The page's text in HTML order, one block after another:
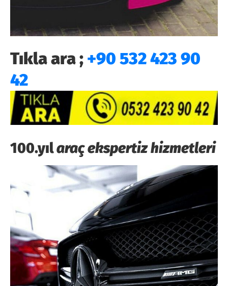
Tıkla ara ; +90 532 423 90
42
100.yılaraç ekspertiz hizmetleri